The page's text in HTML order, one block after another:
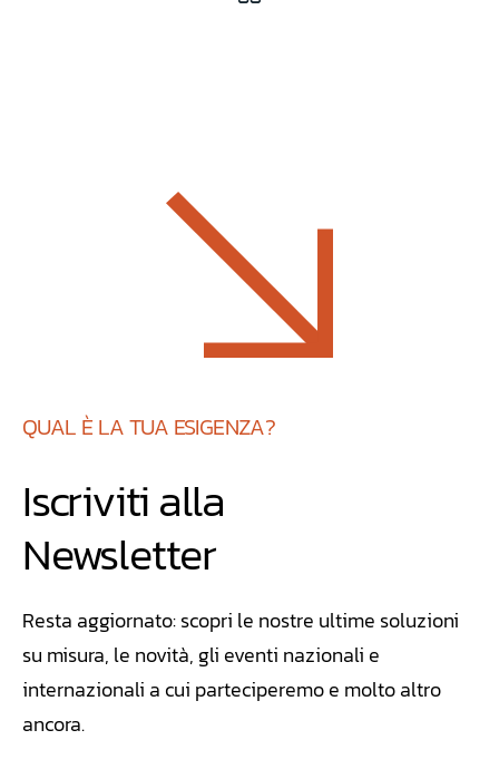
QUAL È LA TUA ESIGENZA?
Iscriviti alla
Newsletter
Resta aggiornato: scopri le nostre ultime soluzioni
su misura, le novità, gli eventi nazionali e
internazionali a cui parteciperemo e molto altro
ancora.